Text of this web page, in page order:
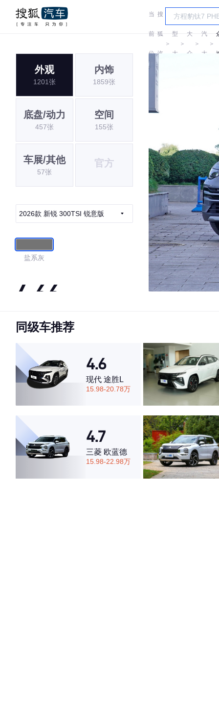
当
前
位
置:
搜
狐
汽
＞
车
型
大
＞
大
众
＞
上
汽
大
＞
外观
1201张
内饰
1859张
底盘/动力
457张
空间
155张
车展/其他
57张
官方
2026款 新锐 300TSI 锐意版
盐系灰
4.66
·外观表现较为优秀，优于60%同级车
·空间表现较为优秀，优于53%同级车
同级车推荐
4.6
现代 途胜L
15.98-20.78万
4.7
三菱 欧蓝德
15.98-22.98万